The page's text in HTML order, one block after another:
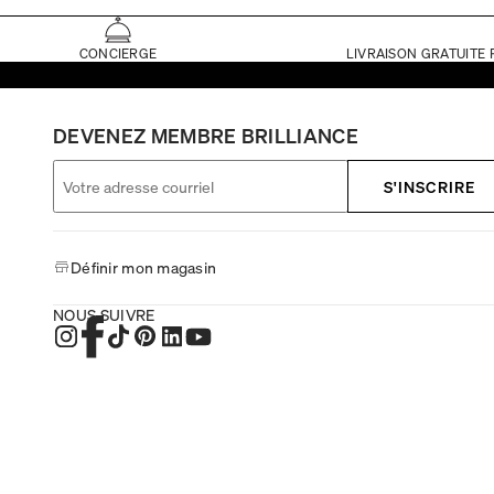
CONCIERGE LIVRAISON GRATUITE
DEVENEZ MEMBRE BRILLIANCE
S'INSCRIRE
Définir mon magasin
NOUS SUIVRE